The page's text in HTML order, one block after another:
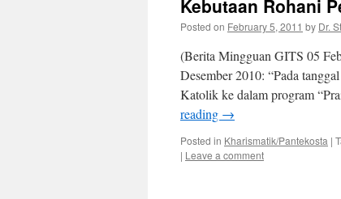
Kebutaan Rohani
Posted on February 5, 2011 by Dr.
(Berita Mingguan GITS 05
Desember 2010: “Pada
Katolik ke dalam program
reading →
Posted in Kharismatik/Pantekosta |
| Leave a comment